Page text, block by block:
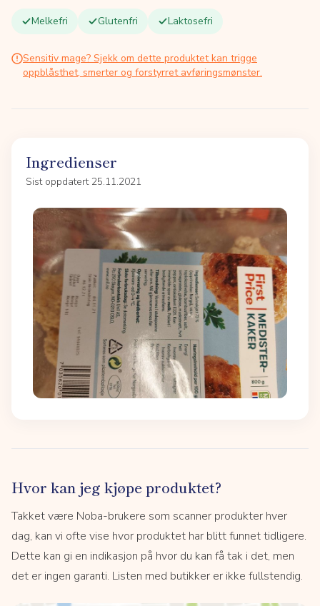
Melkefri Glutenfri Laktosefri
Sensitiv mage? Sjekk om dette produktet kan trigge
oppblåsthet, smerter og forstyrret avføringsmønster.
Ingredienser
Sist oppdatert 25.11.2021
Hvor kan jeg kjøpe produktet?
Takket være Noba-brukere som scanner produkter hver
dag, kan vi ofte vise hvor produktet har blitt funnet tidligere.
Dette kan gi en indikasjon på hvor du kan få tak i det, men
det er ingen garanti. Listen med butikker er ikke fullstendig.